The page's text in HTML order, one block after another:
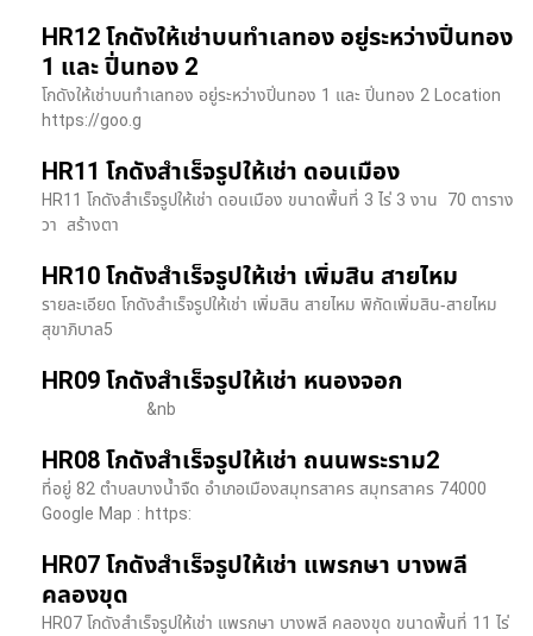
HR12 โกดังให้เช่าบนทำเลทอง อยู่ระหว่างปิ่นทอง
1 และ ปิ่นทอง 2
โกดังให้เช่าบนทำเลทอง อยู่ระหว่างปิ่นทอง 1 และ ปิ่นทอง 2 Location
https://goo.g
HR11 โกดังสำเร็จรูปให้เช่า ดอนเมือง
HR11 โกดังสำเร็จรูปให้เช่า ดอนเมือง ขนาดพื้นที่ 3 ไร่ 3 งาน 70 ตาราง
วา สร้างตา
HR10 โกดังสำเร็จรูปให้เช่า เพิ่มสิน สายไหม
รายละเอียด โกดังสำเร็จรูปให้เช่า เพิ่มสิน สายไหม พิกัดเพิ่มสิน-สายไหม
สุขาภิบาล5
HR09 โกดังสำเร็จรูปให้เช่า หนองจอก
&nb
HR08 โกดังสำเร็จรูปให้เช่า ถนนพระราม2
ที่อยู่ 82 ตำบลบางน้ำจืด อำเภอเมืองสมุทรสาคร สมุทรสาคร 74000
Google Map : https:
HR07 โกดังสำเร็จรูปให้เช่า แพรกษา บางพลี​
คลองขุด
HR07 โกดังสำเร็จรูปให้เช่า แพรกษา บางพลี​ คลองขุด ขนาดพื้นที่ 11 ไร่